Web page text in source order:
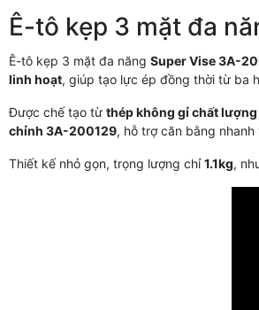
Ê-tô kẹp 3 mặt đa
Ê-tô kẹp 3 mặt đa năng Super Vise 3A-
linh hoạt, giúp tạo lực ép đồng thời từ ba
Được chế tạo từ thép không gỉ chất lượng
chỉnh 3A-200129, hỗ trợ căn bằng nhanh
Thiết kế nhỏ gọn, trọng lượng chỉ1.1kg,